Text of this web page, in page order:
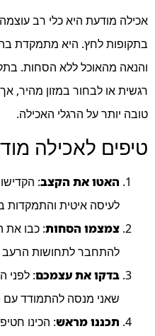
אכילה מודעת היא כלי רב
בתקופות לחץ. היא מתמקדת
והנאה מהאוכל ללא הסחות.
רגשית או לבחור במזון מהיר,
טובה יותר על הרגלי האכילה.
טיפים לאכילה
האטו את הקצב
לעיסה איטית והתמקדות
צמצמו הסחות: כבו את
להתחבר לתחושות הרעב
בדקו את עצמכם: לפני
שאני מנסה להתמודד
תכננו מראש: הכינו